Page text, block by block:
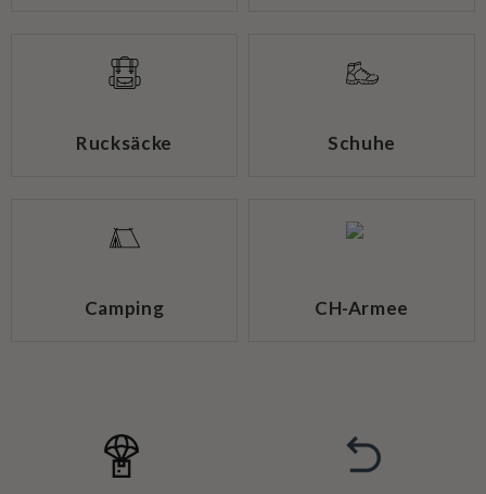
Rucksäcke Schuhe
Camping CH-Armee